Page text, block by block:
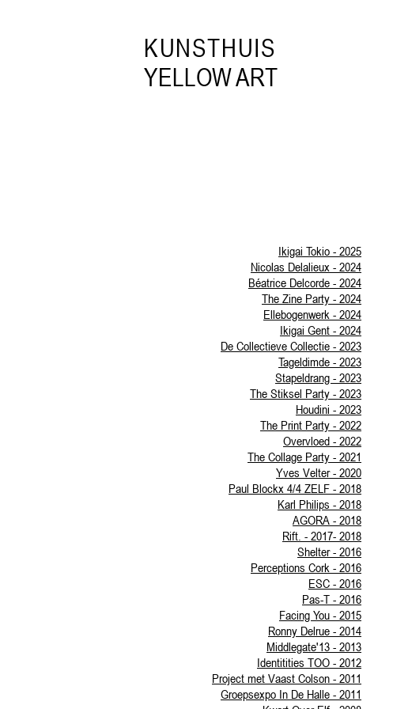
KUNSTHUIS
YELLOW ART
Ikigai Tokio - 2025
Nicolas Delalieux - 2024
Béatrice Delcorde - 2024
The Zine Party - 2024
Ellebogenwerk - 2024
Ikigai Gent - 2024
De Collectieve Collectie - 2023
Tageldimde - 2023
Stapeldrang - 2023
The Stiksel Party - 2023
Houdini - 2023
The Print Party - 2022
Overvloed - 2022
The Collage Party - 2021
Yves Velter - 2020
Paul Blockx 4/4 ZELF - 2018
Karl Philips - 2018
AGORA - 2018
Rift. - 2017- 2018
Shelter - 2016
Perceptions Cork - 2016
ESC - 2016
Pas-T - 2016
Facing You - 2015
Ronny Delrue - 2014
Middlegate'13 - 2013
Identitities TOO - 2012
Project met Vaast Colson - 2011
Groepsexpo In De Halle - 2011